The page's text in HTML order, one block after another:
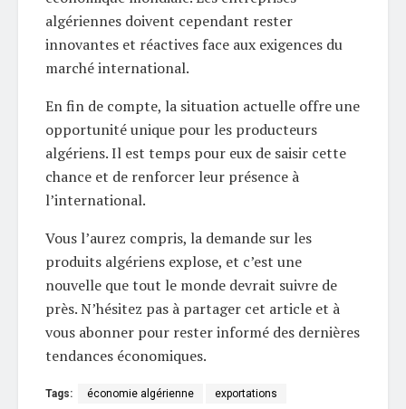
algériennes doivent cependant rester
innovantes et réactives face aux exigences du
marché international.
En fin de compte, la situation actuelle offre une
opportunité unique pour les producteurs
algériens. Il est temps pour eux de saisir cette
chance et de renforcer leur présence à
l’international.
Vous l’aurez compris, la demande sur les
produits algériens explose, et c’est une
nouvelle que tout le monde devrait suivre de
près. N’hésitez pas à partager cet article et à
vous abonner pour rester informé des dernières
tendances économiques.
Tags: économie algérienne exportations